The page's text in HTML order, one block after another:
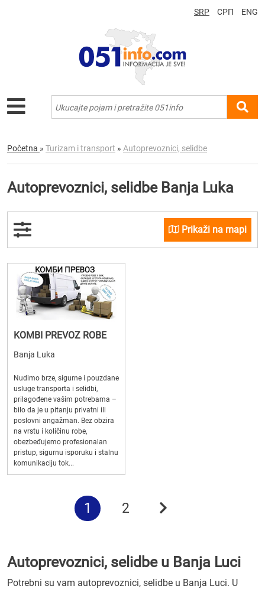
SRP СРП ENG
Početna » Turizam i transport » Autoprevoznici, selidbe
Autoprevoznici, selidbe Banja Luka
Prikaži na mapi
KOMBI PREVOZ ROBE
Banja Luka
Nudimo brze, sigurne i pouzdane
usluge transporta i selidbi,
prilagođene vašim potrebama –
bilo da je u pitanju privatni ili
poslovni angažman. Bez obzira
na vrstu i količinu robe,
obezbeđujemo profesionalan
pristup, sigurnu isporuku i stalnu
komunikaciju tok...
1 2
Autoprevoznici, selidbe u Banja Luci
Potrebni su vam autoprevoznici, selidbe u Banja Luci. U